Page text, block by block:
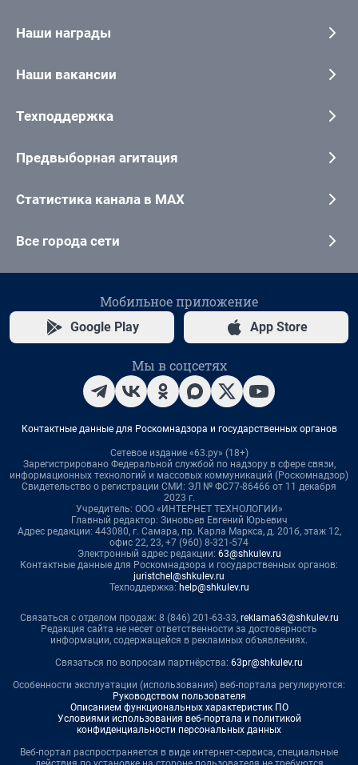
Наши награды
Наши вакансии
Техподдержка
Предвыборная агитация
Статистика канала в MAX
Все города сети
Мобильное приложение
Google Play App Store
Мы в соцсетях
Контактные данные для Роскомнадзора и государственных органов
Сетевое издание «63.ру» (18+)
Зарегистрировано Федеральной службой по надзору в сфере связи,
информационных технологий и массовых коммуникаций (Роскомнадзор)
Свидетельство о регистрации СМИ: ЭЛ № ФС77-86466 от 11 декабря
2023 г.
Учредитель: ООО «ИНТЕРНЕТ ТЕХНОЛОГИИ»
Главный редактор: Зиновьев Евгений Юрьевич
Адрес редакции: 443080, г. Самара, пр. Карла Маркса, д. 201б, этаж 12,
офис 22, 23, +7 (960) 8-321-574
Электронный адрес редакции: 63@shkulev.ru
Контактные данные для Роскомнадзора и государственных органов:
juristchel@shkulev.ru
Техподдержка: help@shkulev.ru
Связаться с отделом продаж: 8 (846) 201-63-33, reklama63@shkulev.ru
Редакция сайта не несет ответственности за достоверность
информации, содержащейся в рекламных объявлениях.
Связаться по вопросам партнёрства: 63pr@shkulev.ru
Особенности эксплуатации (использования) веб-портала регулируются:
Руководством пользователя
Описанием функциональных характеристик ПО
Условиями использования веб-портала и политикой
конфиденциальности персональных данных
Веб-портал распространяется в виде интернет-сервиса, специальные